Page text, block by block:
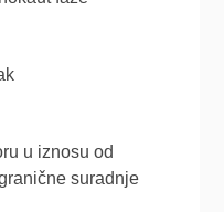
u iznosu od
suradnje